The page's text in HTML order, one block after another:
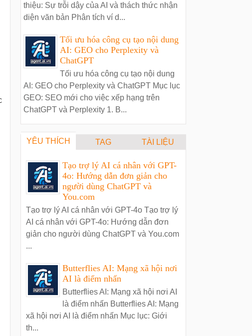
thiệu: Sự trỗi dậy của AI và thách thức nhận
diện văn bản Phân tích ví d...
Tối ưu hóa công cụ tạo nội dung
AI: GEO cho Perplexity và
ChatGPT
Tối ưu hóa công cụ tạo nội dung
AI: GEO cho Perplexity và ChatGPT Mục lục
GEO: SEO mới cho việc xếp hạng trên
ChatGPT và Perplexity 1. B...
YÊU THÍCH TAG TÀI LIỆU
Tạo trợ lý AI cá nhân với GPT-
4o: Hướng dẫn đơn giản cho
người dùng ChatGPT và
You.com
Tạo trợ lý AI cá nhân với GPT-4o Tạo trợ lý
AI cá nhân với GPT-4o: Hướng dẫn đơn
giản cho người dùng ChatGPT và You.com
...
Butterflies AI: Mạng xã hội nơi
AI là điểm nhấn
Butterflies AI: Mạng xã hội nơi AI
là điểm nhấn Butterflies AI: Mạng
xã hội nơi AI là điểm nhấn Mục lục: Giới
th...